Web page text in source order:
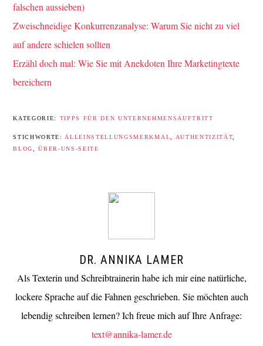
falschen aussieben)
Zweischneidige Konkurrenzanalyse: Warum Sie nicht zu viel
auf andere schielen sollten
Erzähl doch mal: Wie Sie mit Anekdoten Ihre Marketingtexte
bereichern
KATEGORIE: TIPPS FÜR DEN UNTERNEHMENSAUFTRITT
STICHWORTE: ALLEINSTELLUNGSMERKMAL AUTHENTIZITÄT
BLOG
,ÜBER-UNS-SEITE
DR. ANNIKA LAMER
Als Texterin und Schreibtrainerin habe ich mir eine natürliche,
lockere Sprache auf die Fahnen geschrieben. Sie möchten auch
lebendig schreiben lernen? Ich freue mich auf Ihre Anfrage:
text@annika-lamer.de